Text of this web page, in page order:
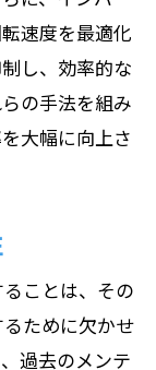
速度を最適化
し、効率的な
の手法を組み
大幅に向上さ
ことは、その
ために欠かせ
過去のメンテ